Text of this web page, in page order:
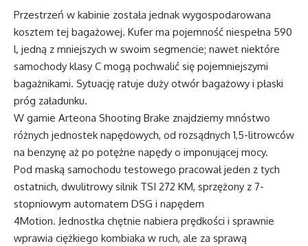
Przestrzeń w kabinie została jednak wygospodarowana
kosztem tej bagażowej. Kufer ma pojemność niespełna 590
l, jedną z mniejszych w swoim segmencie; nawet niektóre
samochody klasy C mogą pochwalić się pojemniejszymi
bagażnikami. Sytuację ratuje duży otwór bagażowy i płaski
próg załadunku.
W gamie Arteona Shooting Brake znajdziemy mnóstwo
różnych jednostek napędowych, od rozsądnych 1,5-litrowców
na benzynę aż po potężne napędy o imponującej mocy.
Pod maską samochodu testowego pracował jeden z tych
ostatnich, dwulitrowy silnik TSI 272 KM, sprzężony z 7-
stopniowym automatem DSG i napędem
4Motion. Jednostka chętnie nabiera prędkości i sprawnie
wprawia ciężkiego kombiaka w ruch, ale za sprawą